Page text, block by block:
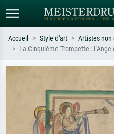
impressionnisme, vague de Hokusai,
nu.
Accueil Style d'art Artistes non
La Cinquième Trompette :